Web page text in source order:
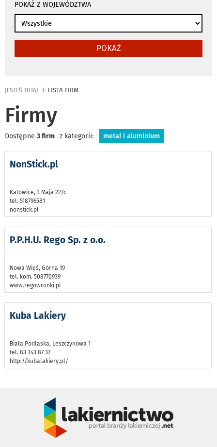
POKAŻ Z WOJEWÓDZTWA
POKAŻ
JESTEŚ TUTAJ LISTA FIRM
Firmy
Dostępne 3 firm z kategorii: metal i aluminium
NonStick.pl
Katowice, 3 Maja 22/c
tel. 518796581
nonstick.pl
P.P.H.U. Rego Sp. z o.o.
Nowa Wieś, Górna 19
tel. kom. 508770939
www.regowronki.pl
Kuba Lakiery
Biała Podlaska, Leszczynowa 1
tel. 83 343 87 37
http://kubalakiery.pl/